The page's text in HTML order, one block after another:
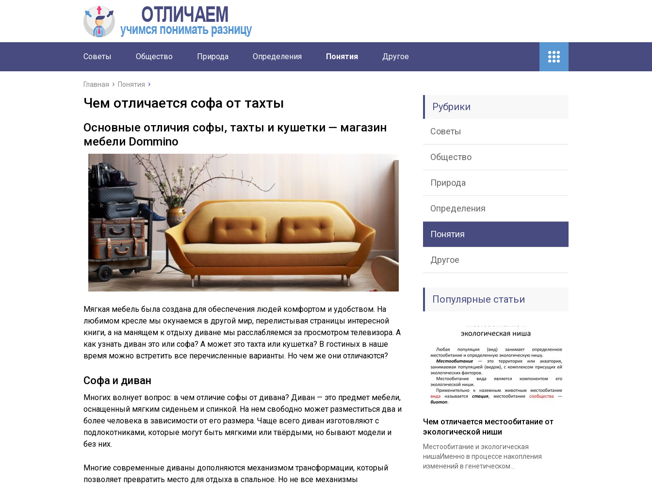
Советы Общество Природа Определения Понятия Другое
Главная Понятия
Чем отличается софа от тахты
Основные отличия софы, тахты и кушетки — магазин
мебели Dommino
Мягкая мебель была создана для обеспечения людей комфортом и удобством. На
любимом кресле мы окунаемся в другой мир, перелистывая страницы интересной
книги, а на манящем к отдыху диване мы расслабляемся за просмотром телевизора. А
как узнать диван это или софа? А может это тахта или кушетка? В гостиных в наше
время можно встретить все перечисленные варианты. Но чем же они отличаются?
Софа и диван
Многих волнует вопрос: в чем отличие софы от дивана? Диван — это предмет мебели,
оснащенный мягким сиденьем и спинкой. На нем свободно может разместиться два и
более человека в зависимости от его размера. Чаще всего диван изготовляют с
подлокотниками, которые могут быть мягкими или твёрдыми, но бывают модели и
без них.
Многие современные диваны дополняются механизмом трансформации, который
позволяет превратить место для отдыха в спальное. Но не все механизмы
Рубрики
Советы
Общество
Природа
Определения
Понятия
Другое
Популярные статьи
Чем отличается местообитание от
экологической ниши
Местообитание и экологическая
нишаИменно в процессе накопления
изменений в генетическом…